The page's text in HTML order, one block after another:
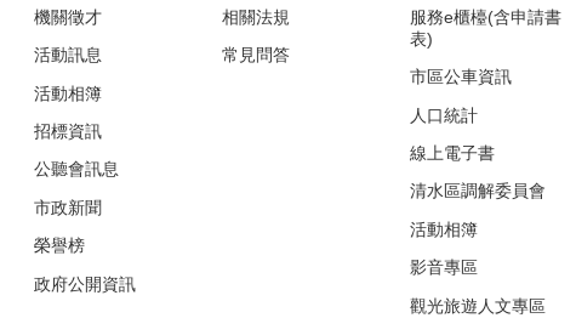
機關徵才
活動訊息
活動相簿
招標資訊
公聽會訊息
市政新聞
榮譽榜
政府公開資訊
相關法規
常見問答
服務e櫃檯(含申請書
表)
市區公車資訊
人口統計
線上電子書
清水區調解委員會
活動相簿
影音專區
觀光旅遊人文專區